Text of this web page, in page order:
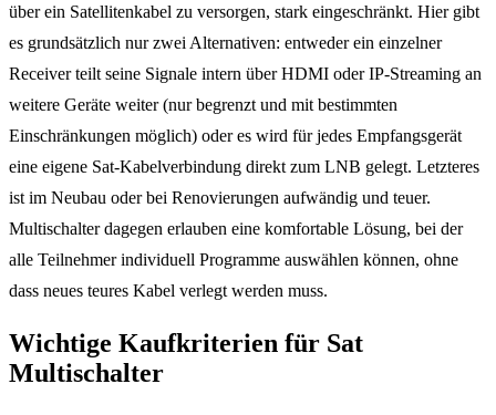
über ein Satellitenkabel zu versorgen, stark eingeschränkt. Hier gibt
es grundsätzlich nur zwei Alternativen: entweder ein einzelner
Receiver teilt seine Signale intern über HDMI oder IP-Streaming an
weitere Geräte weiter (nur begrenzt und mit bestimmten
Einschränkungen möglich) oder es wird für jedes Empfangsgerät
eine eigene Sat-Kabelverbindung direkt zum LNB gelegt. Letzteres
ist im Neubau oder bei Renovierungen aufwändig und teuer.
Multischalter dagegen erlauben eine komfortable Lösung, bei der
alle Teilnehmer individuell Programme auswählen können, ohne
dass neues teures Kabel verlegt werden muss.
Wichtige Kaufkriterien für Sat
Multischalter